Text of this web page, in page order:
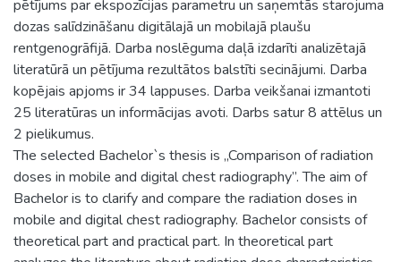
pētījums par ekspozīcijas parametru un saņemtās starojuma
dozas salīdzināšanu digitālajā un mobilajā plaušu
rentgenogrāfijā. Darba noslēguma daļā izdarīti analizētajā
literatūrā un pētījuma rezultātos balstīti secinājumi. Darba
kopējais apjoms ir 34 lappuses. Darba veikšanai izmantoti
25 literatūras un informācijas avoti. Darbs satur 8 attēlus un
2 pielikumus.
The selected Bachelor`s thesis is „Comparison of radiation
doses in mobile and digital chest radiography”. The aim of
Bachelor is to clarify and compare the radiation doses in
mobile and digital chest radiography. Bachelor consists of
theoretical part and practical part. In theoretical part